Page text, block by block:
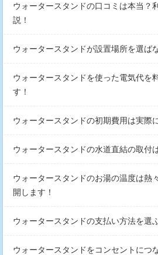
ウォータースタンドの口コミは本当？
説！
ウォータースタンドが設置場所を選ば
ウォータースタンドを使った電気代を
す！
ウォータースタンドの初期費用は実際
ウォータースタンドの水道直結の取付
ウォータースタンドのお湯の温度は熱
開します！
ウォータースタンドの支払い方法を選
ウォータースタンドをコンセントにつ